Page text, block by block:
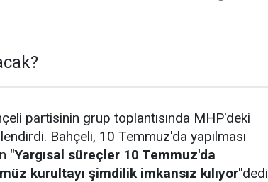
partisinin grup toplantısında MHP'deki
Bahçeli, 10 Temmuz'da yapılması
"Yargısal süreçler 10 Temmuz'da
kurultayı şimdilik imkansız kılıyor"dedi